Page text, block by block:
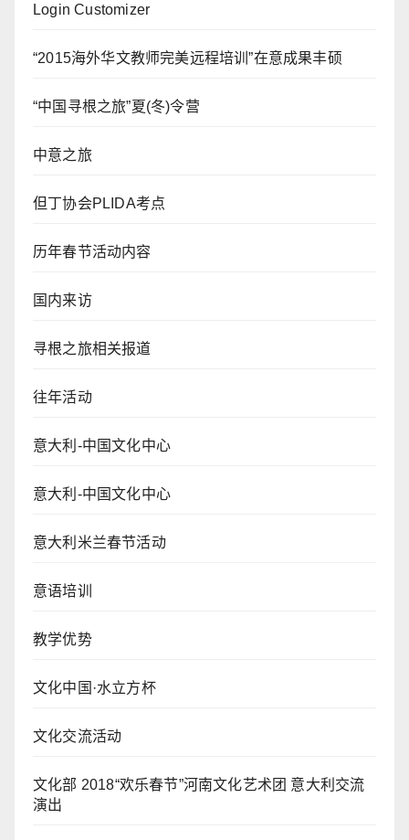
Login Customizer
“2015海外华文教师完美远程培训”在意成果丰硕
“中国寻根之旅”夏(冬)令营
中意之旅
但丁协会PLIDA考点
历年春节活动内容
国内来访
寻根之旅相关报道
往年活动
意大利-中国文化中心
意大利-中国文化中心
意大利米兰春节活动
意语培训
教学优势
文化中国·水立方杯
文化交流活动
文化部 2018“欢乐春节”河南文化艺术团 意大利交流
演出